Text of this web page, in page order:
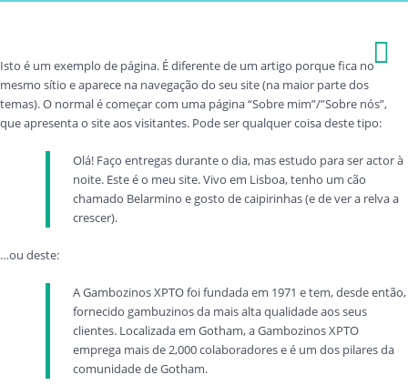
Isto é um exemplo de página. É diferente de um artigo porque fica no
mesmo sítio e aparece na navegação do seu site (na maior parte dos
temas). O normal é começar com uma página “Sobre mim”/”Sobre nós”,
que apresenta o site aos visitantes. Pode ser qualquer coisa deste tipo:
Olá! Faço entregas durante o dia, mas estudo para ser actor à
noite. Este é o meu site. Vivo em Lisboa, tenho um cão
chamado Belarmino e gosto de caipirinhas (e de ver a relva a
crescer).
…ou deste:
A Gambozinos XPTO foi fundada em 1971 e tem, desde então,
fornecido gambuzinos da mais alta qualidade aos seus
clientes. Localizada em Gotham, a Gambozinos XPTO
emprega mais de 2,000 colaboradores e é um dos pilares da
comunidade de Gotham.